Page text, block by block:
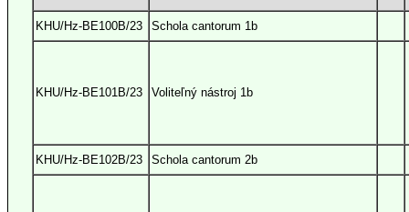
KHU/Hz-BE100B/23 Schola cantorum 1b
KHU/Hz-BE101B/23 Voliteľný nástroj 1b
KHU/Hz-BE102B/23 Schola cantorum 2b